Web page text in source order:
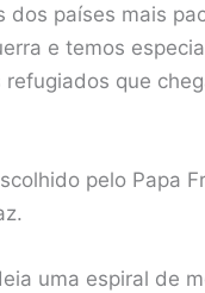
dos países mais
e temos
que
pelo Papa
uma espiral de